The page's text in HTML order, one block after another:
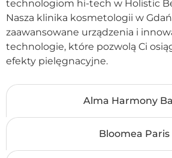
technologiom hi-tech w Holistic
Nasza klinika kosmetologii w
zaawansowane urządzenia i
technologie, które pozwolą Ci
efekty pielęgnacyjne.
URZĄDZENIA HI-TECH W
Nasza oferta hi-tech to
technologii i specjalistycznego
Holistic Beauty Gdańsk
Alma Harmony
Bloomea Paris